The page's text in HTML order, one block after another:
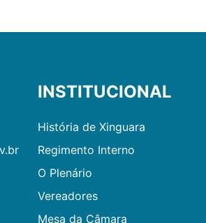
INSTITUCIONAL
História de Xinguara
Regimento Interno
O Plenário
Vereadores
Mesa da Câmara